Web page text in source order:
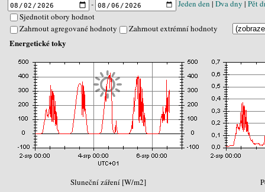
- Jeden den |Dva dny |Pět
Sjednotit obory hodnot
Zahrnout agregované hodnoty
Zahrnout extrémní hodnoty
Energetické toky
Sluneční záření [W/m2]